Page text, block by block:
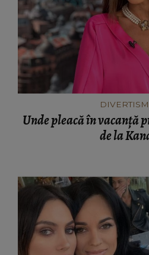
Unde pleacă în vacanță
de la